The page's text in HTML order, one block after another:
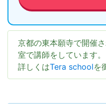
京都の東本願寺で開催
室で講師をしています。
詳しくはTera schoolを